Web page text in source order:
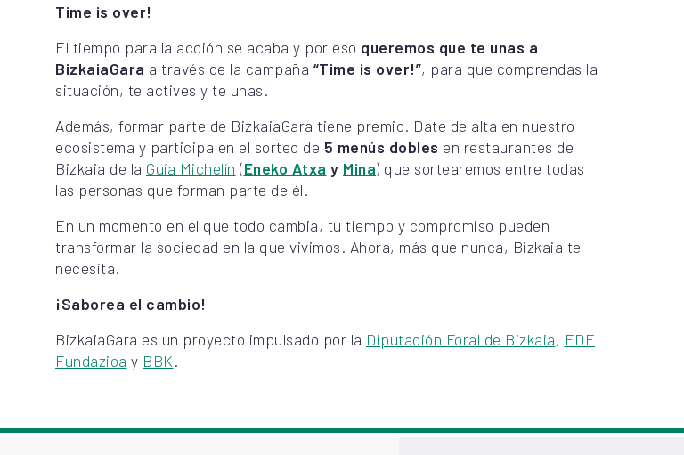
Time is over!
El tiempo para la acción se acaba y por eso queremos que te unas a
BizkaiaGara a través de la campaña “Time is over!”, para que comprendas la
situación, te actives y te unas.
Además, formar parte de BizkaiaGara tiene premio. Date de alta en nuestro
ecosistema y participa en el sorteo de 5 menús dobles en restaurantes de
Bizkaia de la Guía Michelín (Eneko Atxa y Mina) que sortearemos entre todas
las personas que forman parte de él.
En un momento en el que todo cambia, tu tiempo y compromiso pueden
transformar la sociedad en la que vivimos. Ahora, más que nunca, Bizkaia te
necesita.
¡Saborea el cambio!
BizkaiaGara es un proyecto impulsado por la Diputación Foral de Bizkaia, EDE
Fundazioa y BBK.